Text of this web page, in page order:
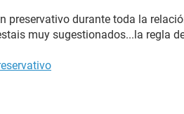
preservativo durante toda la
muy sugestionados...la regla